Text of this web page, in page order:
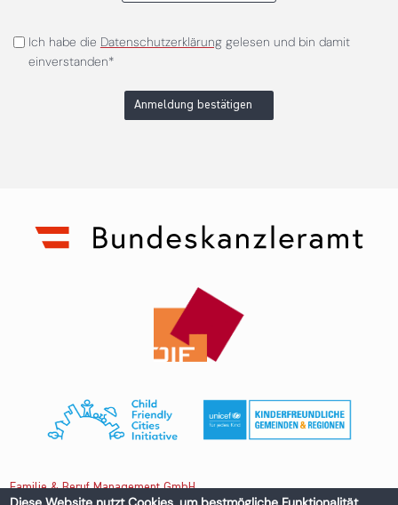
Ich habe die Datenschutzerklärunggelesen und bin damit
einverstanden*
Anmeldung bestätigen
Familie & Beruf Management GmbH